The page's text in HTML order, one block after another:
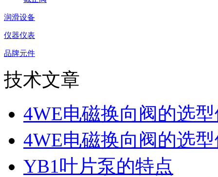
润滑设备
仪器仪表
品牌元件
技术文章
4WE电磁换向阀的选
4WE电磁换向阀的选
YB1叶片泵的特点